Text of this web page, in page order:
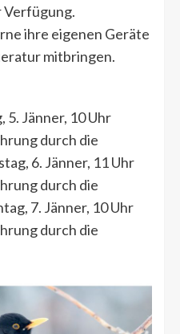
Verfügung.
ihre eigenen Geräte
mitbringen.
5. Jänner, 10 Uhr
durch die
6. Jänner, 11 Uhr
durch die
7. Jänner, 10 Uhr
durch die